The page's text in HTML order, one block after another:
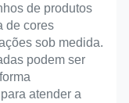
de produtos
de cores
sob medida.
podem ser
atender a